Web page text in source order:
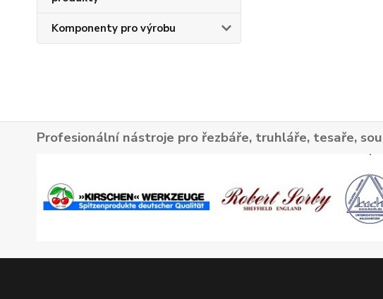
Komponenty pro výrobu
Profesionální nástroje pro řezbáře, truhláře, tesaře,